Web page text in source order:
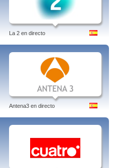
La 2 en directo
Antena3 en directo